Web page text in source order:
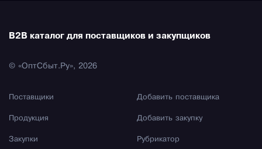
B2B каталог для поставщиков и закупщиков
© «ОптСбыт.Ру», 2026
Поставщики
Продукция
Закупки
Добавить поставщика
Добавить закупку
Рубрикатор